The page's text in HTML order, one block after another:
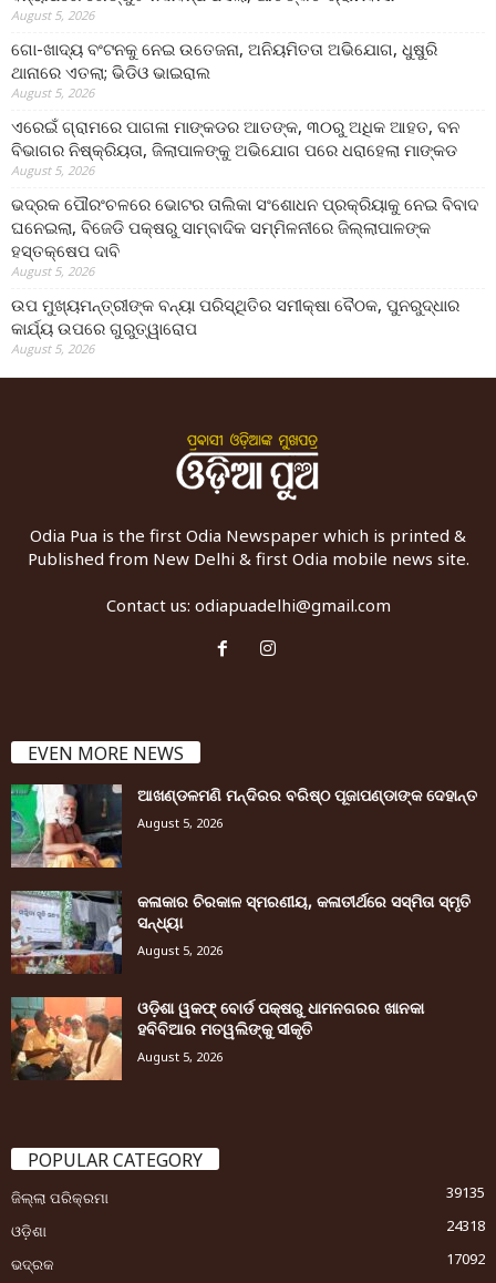
August 5, 2026
ଗୋ-ଖାଦ୍ୟ ବଂଟନକୁ ନେଇ ଉତେଜନା, ଅନିୟମିତତା ଅଭିଯୋଗ, ଧୁଷୁରି
ଥାନାରେ ଏତଲା; ଭିଡିଓ ଭାଇରାଲ
August 5, 2026
ଏରେଇଁ ଗ୍ରାମରେ ପାଗଳା ମାଙ୍କଡର ଆତଙ୍କ, ୩୦ରୁ ଅଧିକ ଆହତ, ବନ
ବିଭାଗର ନିଷ୍କ୍ରିୟତା, ଜିଲାପାଳଙ୍କୁ ଅଭିଯୋଗ ପରେ ଧରାହେଲା ମାଙ୍କଡ
August 5, 2026
ଭଦ୍ରକ ପୌରଂଚଳରେ ଭୋଟର ତାଲିକା ସଂଶୋଧନ ପ୍ରକ୍ରିୟାକୁ ନେଇ ବିବାଦ
ଘନେଇଲା, ବିଜେଡି ପକ୍ଷରୁ ସାମ୍ବାଦିକ ସମ୍ମିଳନୀରେ ଜିଲ୍ଲାପାଳଙ୍କ
ହସ୍ତକ୍ଷେପ ଦାବି
August 5, 2026
ଉପ ମୁଖ୍ୟମନ୍ତ୍ରୀଙ୍କ ବନ୍ୟା ପରିସ୍ଥିତିର ସମୀକ୍ଷା ବୈଠକ, ପୁନରୁଦ୍ଧାର
କାର୍ଯ୍ୟ ଉପରେ ଗୁରୁତ୍ୱାରୋପ
August 5, 2026
Odia Pua is the first Odia Newspaper which is printed &
Published from New Delhi & first Odia mobile news site.
Contact us: odiapuadelhi@gmail.com
EVEN MORE NEWS
ଆଖଣ୍ଡଳମଣି ମନ୍ଦିରର ବରିଷ୍ଠ ପୂଜାପଣ୍ଡାଙ୍କ ଦେହାନ୍ତ
August 5, 2026
କଳାକାର ଚିରକାଳ ସ୍ମରଣୀୟ, କଳାତୀର୍ଥରେ ସସ୍ମିତା ସ୍ମୃତି
ସନ୍ଧ୍ୟା
August 5, 2026
ଓଡ଼ିଶା ୱକଫ୍ ବୋର୍ଡ ପକ୍ଷରୁ ଧାମନଗରର ଖାନକା
ହବିବିଆର ମତୱଲିଙ୍କୁ ସୀକୃତି
August 5, 2026
POPULAR CATEGORY
ଜିଲ୍ଲା ପରିକ୍ରମା
39135
ଓଡ଼ିଶା
24318
ଭଦ୍ରକ
17092